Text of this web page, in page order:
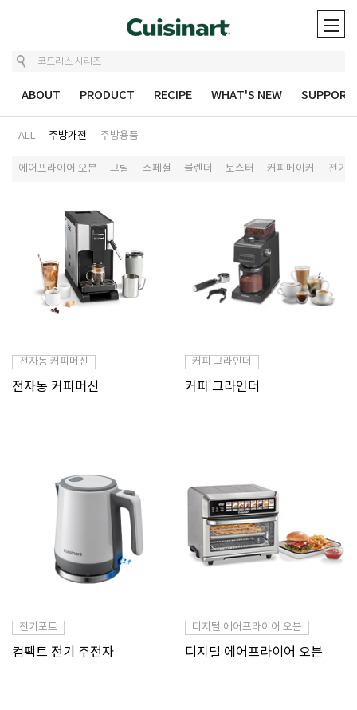
ABOUT PRODUCT RECIPE WHAT'S NEW SUPPORT
ALL 주방가전 주방용품
에어프라이어 오븐 그릴 스페셜 블렌더 토스터 커피메이커 전기
전자동 커피머신
전자동 커피머신
커피 그라인더
커피 그라인더
전기포트
컴팩트 전기 주전자
디지털 에어프라이어 오븐
디지털 에어프라이어 오븐